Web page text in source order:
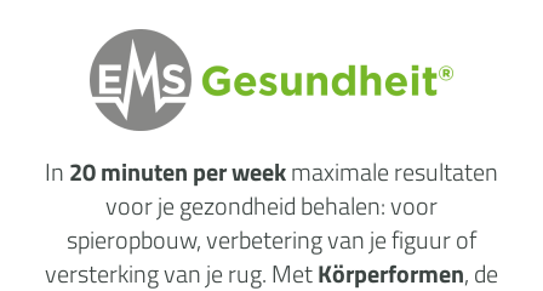
In20 minuten per weekmaximaleresultaten
voor je gezondheid behalen: voor
spieropbouw, verbetering van je figuur of
versterking van je rug. MetKörperformen, de